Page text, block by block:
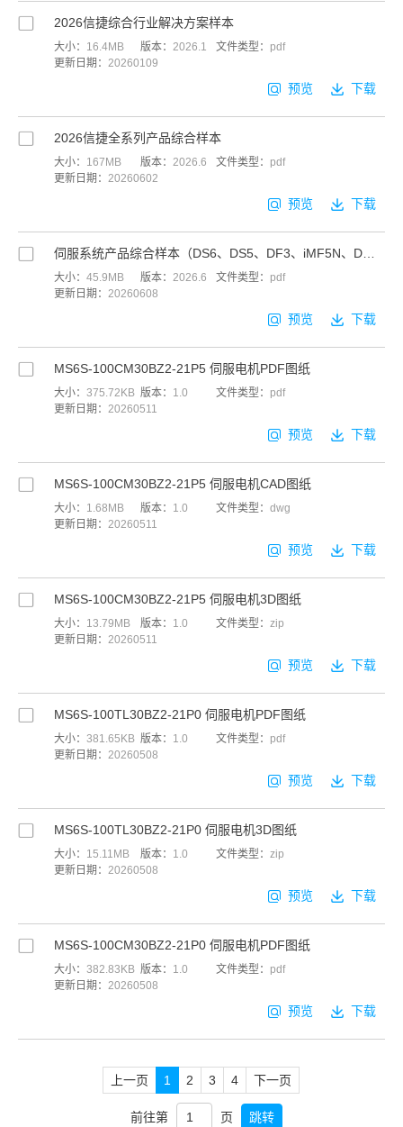
预览 下载
2026信捷综合行业解决方案样本
大小： 16.4MB 版本： 2026.1 文件类型： pdf
更新日期： 20260109
预览 下载
2026信捷全系列产品综合样本
大小： 167MB 版本： 2026.6 文件类型： pdf
更新日期： 20260602
预览 下载
伺服系统产品综合样本（DS6、DS5、DF3、iMF5N、DM6、DL6）
大小： 45.9MB 版本： 2026.6 文件类型： pdf
更新日期： 20260608
预览 下载
MS6S-100CM30BZ2-21P5 伺服电机PDF图纸
大小： 375.72KB 版本： 1.0 文件类型： pdf
更新日期： 20260511
预览 下载
MS6S-100CM30BZ2-21P5 伺服电机CAD图纸
大小： 1.68MB 版本： 1.0 文件类型： dwg
更新日期： 20260511
预览 下载
MS6S-100CM30BZ2-21P5 伺服电机3D图纸
大小： 13.79MB 版本： 1.0 文件类型： zip
更新日期： 20260511
预览 下载
MS6S-100TL30BZ2-21P0 伺服电机PDF图纸
大小： 381.65KB 版本： 1.0 文件类型： pdf
更新日期： 20260508
预览 下载
MS6S-100TL30BZ2-21P0 伺服电机3D图纸
大小： 15.11MB 版本： 1.0 文件类型： zip
更新日期： 20260508
预览 下载
MS6S-100CM30BZ2-21P0 伺服电机PDF图纸
大小： 382.83KB 版本： 1.0 文件类型： pdf
更新日期： 20260508
上一页 1 2 3 4 下一页
前往第 页 跳转